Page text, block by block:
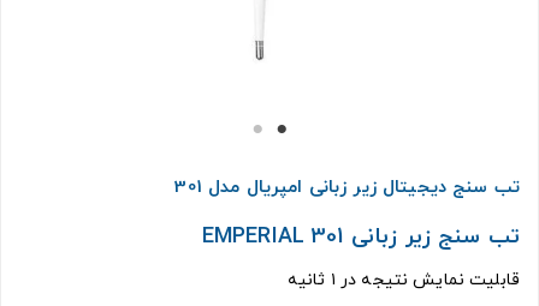
تب سنج دیجیتال زیر زبانی امپریال مدل 301
تب سنج زیر زبانی EMPERIAL 301
قابلیت نمایش نتیجه در ۱ ثانیه